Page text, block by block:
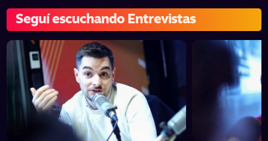
Seguí escuchando Entrevistas